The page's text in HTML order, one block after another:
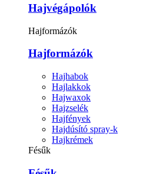
Hajvégápolók
Hajformázók
Hajformázók
Hajhabok
Hajlakkok
Hajwaxok
Hajzselék
Hajfények
Hajdúsító spray-k
Hajkrémek
Fésűk